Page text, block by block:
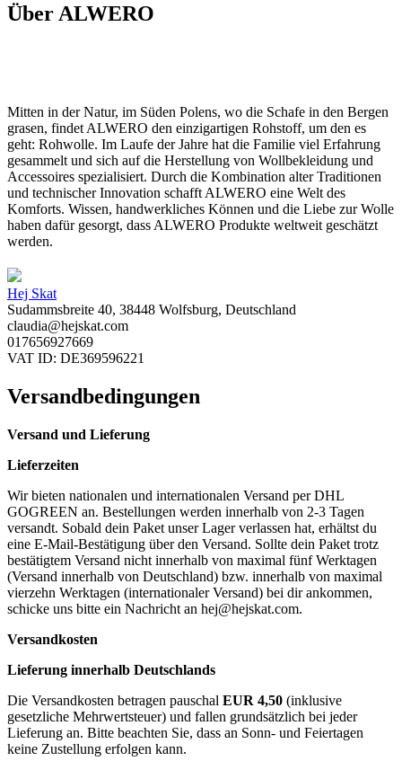
Über ALWERO
Mitten in der Natur, im Süden Polens, wo die Schafe in den Bergen
grasen, findet ALWERO den einzigartigen Rohstoff, um den es
geht: Rohwolle. Im Laufe der Jahre hat die Familie viel Erfahrung
gesammelt und sich auf die Herstellung von Wollbekleidung und
Accessoires spezialisiert. Durch die Kombination alter Traditionen
und technischer Innovation schafft ALWERO eine Welt des
Komforts. Wissen, handwerkliches Können und die Liebe zur Wolle
haben dafür gesorgt, dass ALWERO Produkte weltweit geschätzt
werden.
Hej Skat
Sudammsbreite 40, 38448 Wolfsburg, Deutschland
claudia@hejskat.com
017656927669
VAT ID: DE369596221
Versandbedingungen
Versand und Lieferung
Lieferzeiten
Wir bieten nationalen und internationalen Versand per DHL
GOGREEN an. Bestellungen werden innerhalb von 2-3 Tagen
versandt. Sobald dein Paket unser Lager verlassen hat, erhältst du
eine E-Mail-Bestätigung über den Versand. Sollte dein Paket trotz
bestätigtem Versand nicht innerhalb von maximal fünf Werktagen
(Versand innerhalb von Deutschland) bzw. innerhalb von maximal
vierzehn Werktagen (internationaler Versand) bei dir ankommen,
schicke uns bitte ein Nachricht an hej@hejskat.com.
Versandkosten
Lieferung innerhalb Deutschlands
Die Versandkosten betragen pauschal EUR 4,50 (inklusive
gesetzliche Mehrwertsteuer) und fallen grundsätzlich bei jeder
Lieferung an. Bitte beachten Sie, dass an Sonn- und Feiertagen
keine Zustellung erfolgen kann.